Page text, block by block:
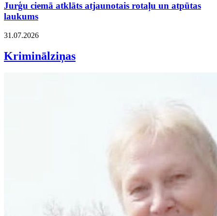
Jurģu ciemā atklāts atjaunotais rotaļu un atpūtas
laukums
31.07.2026
Kriminālziņas